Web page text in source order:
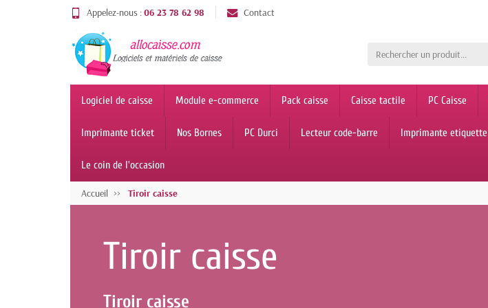
Appelez-nous :06 23 78 62 98 Contact
Logiciel de caisse Module e-commerce Pack caisse Caisse tactile PC Caisse
Imprimante ticket Nos Bornes PC Durci Lecteur code-barre Imprimante etiquette
Le coin de l'occasion
Accueil Tiroir caisse
Tiroir caisse
Tiroir caisse